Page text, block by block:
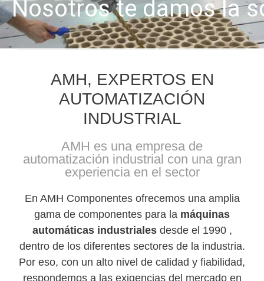
Nosotros te damos la
AMH, EXPERTOS EN
AUTOMATIZACIÓN
INDUSTRIAL
AMH es una empresa de
automatización industrial con una gran
experiencia en el sector
En AMH Componentes ofrecemos una amplia
gama de componentes para la máquinas
automáticas industriales desde el 1990 ,
dentro de los diferentes sectores de la industria.
Por eso, con un alto nivel de calidad y fiabilidad,
respondemos a las exigencias del mercado en